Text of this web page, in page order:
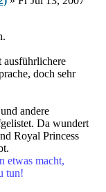
doch sehr
andere
Da wundert
Royal Princess
etwas macht,
tun!